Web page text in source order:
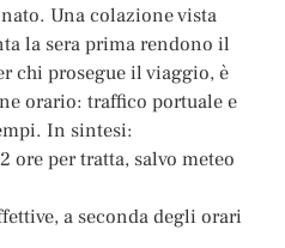
Una colazione vista
la sera prima rendono il
chi prosegue il viaggio, è
orario: traffico portuale e
In sintesi:
ore per tratta, salvo meteo
a seconda degli orari